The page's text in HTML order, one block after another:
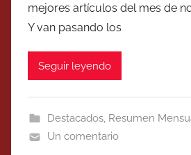
mejores artículos del mes de
Y van pasando los
Seguir leyendo
Destacados, Resumen
Un comentario